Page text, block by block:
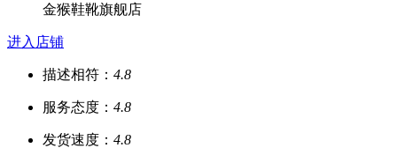
金猴鞋靴旗舰店
进入店铺
描述相符： 4.8
服务态度： 4.8
发货速度： 4.8